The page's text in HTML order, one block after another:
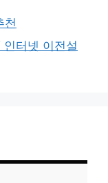
천
터넷 이전설